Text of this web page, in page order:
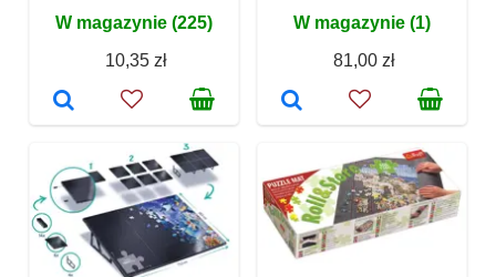
W magazynie (225)
10,35 zł
W magazynie (1)
81,00 zł